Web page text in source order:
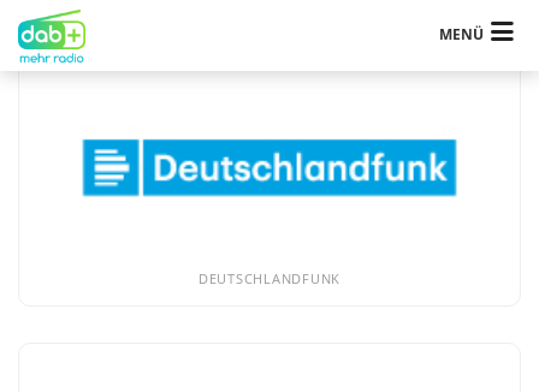
MENÜ
DEUTSCHLANDFUNK